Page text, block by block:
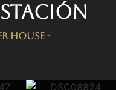
House -